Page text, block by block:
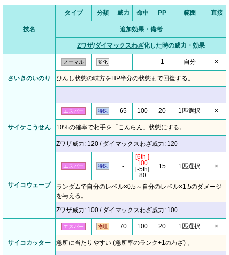
技名
タイプ 分類 威力 命中 PP 範囲 直接
追加効果・備考
Zワザ/ダイマックスわざ化した時の威力・効果
さいきのいのり
ノーマル 変化 - - 1 自分 ×
ひんし状態の味方をHP半分の状態まで回復する。
-
サイケこうせん
エスパー 特殊 65 100 20 1匹選択 ×
10%の確率で相手を「こんらん」状態にする。
Zワザ威力: 120 / ダイマックスわざ威力: 120
サイコウェーブ
エスパー 特殊 -
[6th-]
100
[-5th]
80
15 1匹選択 ×
ランダムで自分のレベル×0.5～自分のレベル×1.5のダメージ
を与える。
Zワザ威力: 100 / ダイマックスわざ威力: 100
サイコカッター
エスパー 物理 70 100 20 1匹選択 ×
急所に当たりやすい (急所率のランク+1のわざ) 。